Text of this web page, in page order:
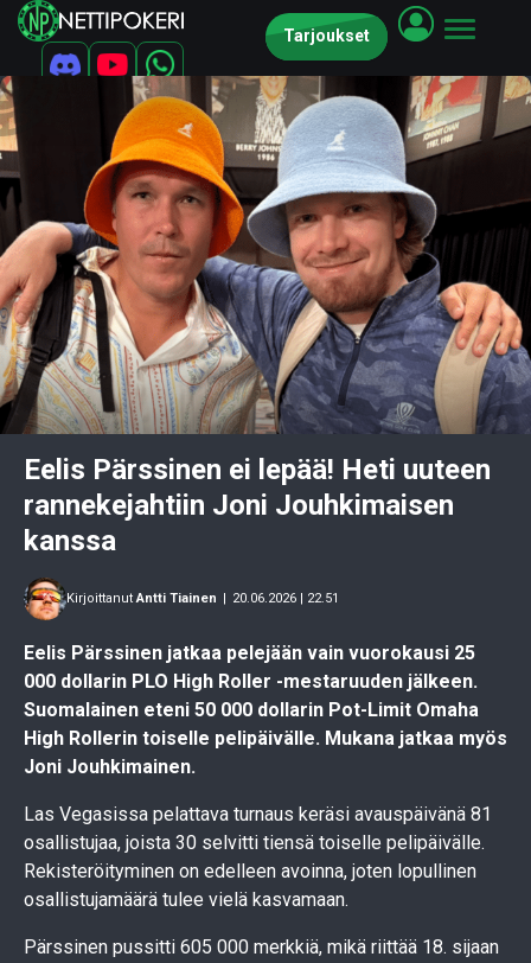
Tarjoukset
Eelis Pärssinen ei lepää! Heti uuteen
rannekejahtiin Joni Jouhkimaisen
kanssa
KirjoittanutAntti Tiainen 20.06.2026 | 22.51
Eelis Pärssinen jatkaa pelejään vain vuorokausi 25
000 dollarin PLO High Roller -mestaruuden jälkeen.
Suomalainen eteni 50 000 dollarin Pot-Limit Omaha
High Rollerin toiselle pelipäivälle. Mukana jatkaa myös
Joni Jouhkimainen.
Las Vegasissa pelattava turnaus keräsi avauspäivänä 81
osallistujaa, joista 30 selvitti tiensä toiselle pelipäivälle.
Rekisteröityminen on edelleen avoinna, joten lopullinen
osallistujamäärä tulee vielä kasvamaan.
Pärssinen pussitti 605 000 merkkiä, mikä riittää 18. sijaan